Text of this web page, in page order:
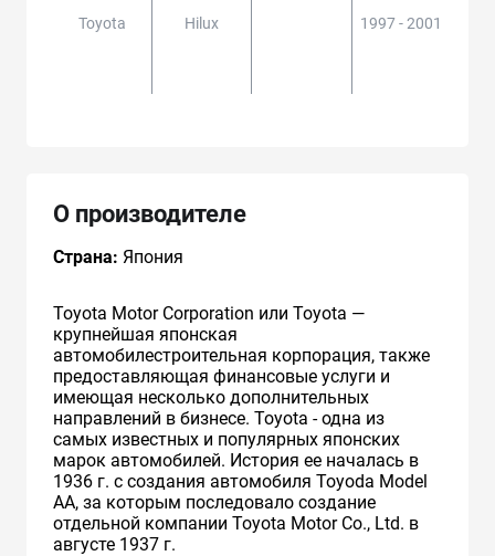
Toyota Hilux 1997 - 2001
О производителе
Страна: Япония
Toyota Motor Corporation или Toyota —
крупнейшая японская
автомобилестроительная корпорация, также
предоставляющая финансовые услуги и
имеющая несколько дополнительных
направлений в бизнесе. Toyota - одна из
самых известных и популярных японских
марок автомобилей. История ее началась в
1936 г. с создания автомобиля Toyoda Model
AA, за которым последовало создание
отдельной компании Toyota Motor Co., Ltd. в
августе 1937 г.